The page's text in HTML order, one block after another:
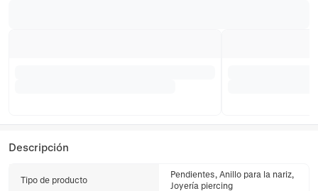
Descripción
Tipo de producto
Pendientes, Anillo para la nariz,
Joyería piercing